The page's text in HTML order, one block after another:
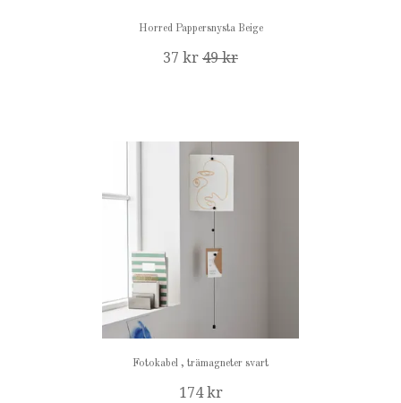
Horred Pappersnysta Beige
37 kr 49 kr
Fotokabel , trämagneter svart
174 kr